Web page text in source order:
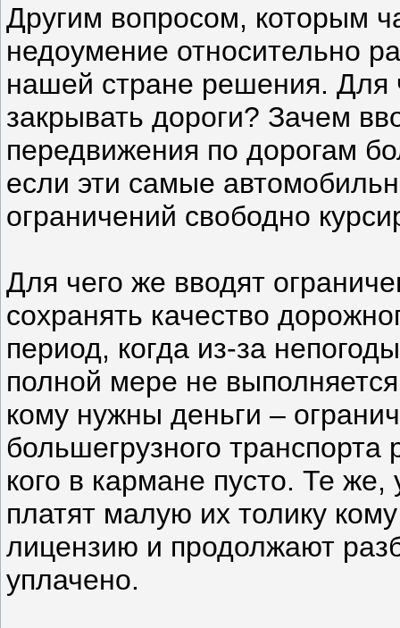
Другим вопросом, которым
недоумение относительно
нашей стране решения. Для
закрывать дороги? Зачем
передвижения по дорогам
если эти самые
ограничений свободно
Для чего же вводят
сохранять качество
период, когда из-за
полной мере не
кому нужны деньги –
большегрузного транспорта
кого в кармане пусто. Те же,
платят малую их толику
лицензию и продолжают
уплачено.